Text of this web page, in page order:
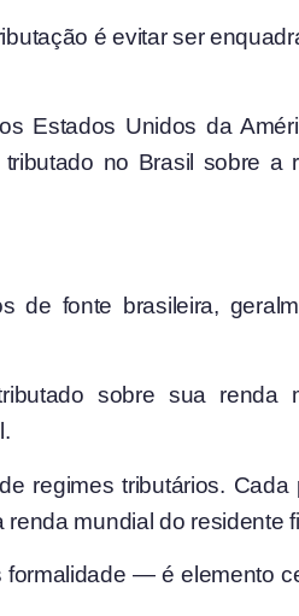
é evitar ser
Estados Unidos da
no Brasil sobre
de fonte brasileira,
sobre sua renda
regimes tributários.
mundial do residente
— é elemento